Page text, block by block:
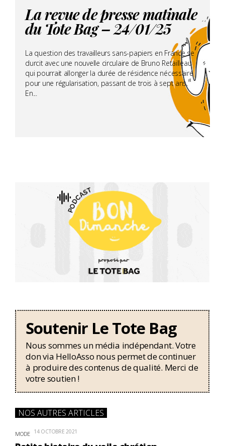
La revue de presse matinale
du Tote Bag – 24/01/25
La question des travailleurs sans-papiers en France se
durcit avec une nouvelle circulaire de Bruno Retailleau
qui pourrait allonger la durée de résidence nécessaire
pour une régularisation, passant de trois à sept ans.
En...
Soutenir Le Tote Bag
Nous sommes un média indépendant. Votre
don via HelloAsso nous permet de continuer
à produire des contenus de qualité. Merci de
votre soutien !
NOS AUTRES ARTICLES
MODE 14 OCTOBRE 2021